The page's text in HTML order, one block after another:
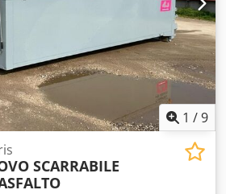
1 /9
SCARRABILE